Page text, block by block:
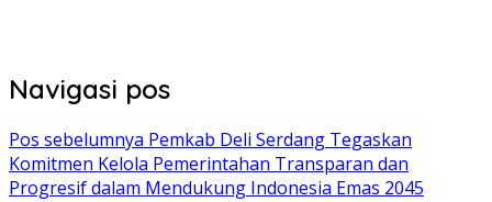
Navigasi pos
Pos sebelumnya Pemkab Deli Serdang Tegaskan
Komitmen Kelola Pemerintahan Transparan dan
Progresif dalam Mendukung Indonesia Emas 2045